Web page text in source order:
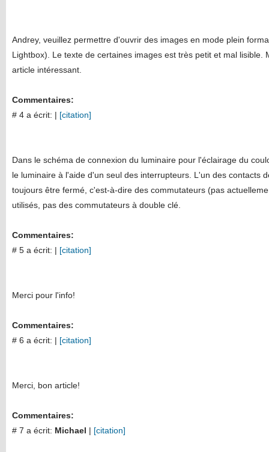
Andrey, veuillez permettre d'ouvrir des images en mode plein
Lightbox). Le texte de certaines images est très petit et mal lisible.
article intéressant.
Commentaires:
# 4 a écrit: | [citation]
Dans le schéma de connexion du luminaire pour l'éclairage du
le luminaire à l'aide d'un seul des interrupteurs. L'un des contacts
toujours être fermé, c'est-à-dire des commutateurs (pas
utilisés, pas des commutateurs à double clé.
Commentaires:
# 5 a écrit: | [citation]
Merci pour l'info!
Commentaires:
# 6 a écrit: | [citation]
Merci, bon article!
Commentaires:
# 7 a écrit: Michael | [citation]